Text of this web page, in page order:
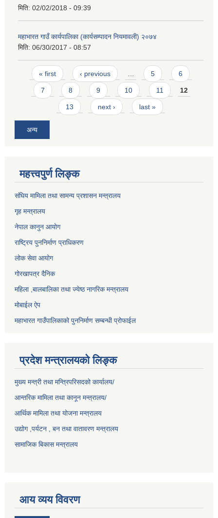
मिति: 02/02/2018 - 09:39
महाभारत गाउँ कार्यपालिका (कार्यसम्पादन नियमावली) २०७४
मिति: 06/30/2017 - 08:57
Pages
« first ‹ previous 5 6
7 8 9 10 11 12
13 next › last »
अन्य
महत्त्वपुर्ण लिङ्क
संघिय मामिला तथा सामन्य प्रशासन मन्त्रालय
गृह मन्त्रालय
नेपाल कानुन आयोग
राष्ट्रिय पुननिर्माण प्राधिकरण
लोक सेवा आयोग
गोरखापत्र दैनिक
महिला ,बालबालिका तथा ज्येष्ठ नागरिक मन्त्रालय
मोबाईल ऐप
महाभारत गाउँपालिकाको पुननिर्माण सम्बन्धी प्रोफाईल
प्रदेश मन्त्रालयको लिङ्क
मुख्य मन्त्री तथा मन्त्रिपरिसदको कार्यालय/
आन्तरिक मामिला तथा कानून मन्त्रालय/
आर्थिक मामिला तथा योजना मन्त्रालय
उद्योग ,पर्यटन , बन तथा वातावरण मन्त्रालय
सामाजिक बिकास मन्त्रालय
आय व्यय विवरण